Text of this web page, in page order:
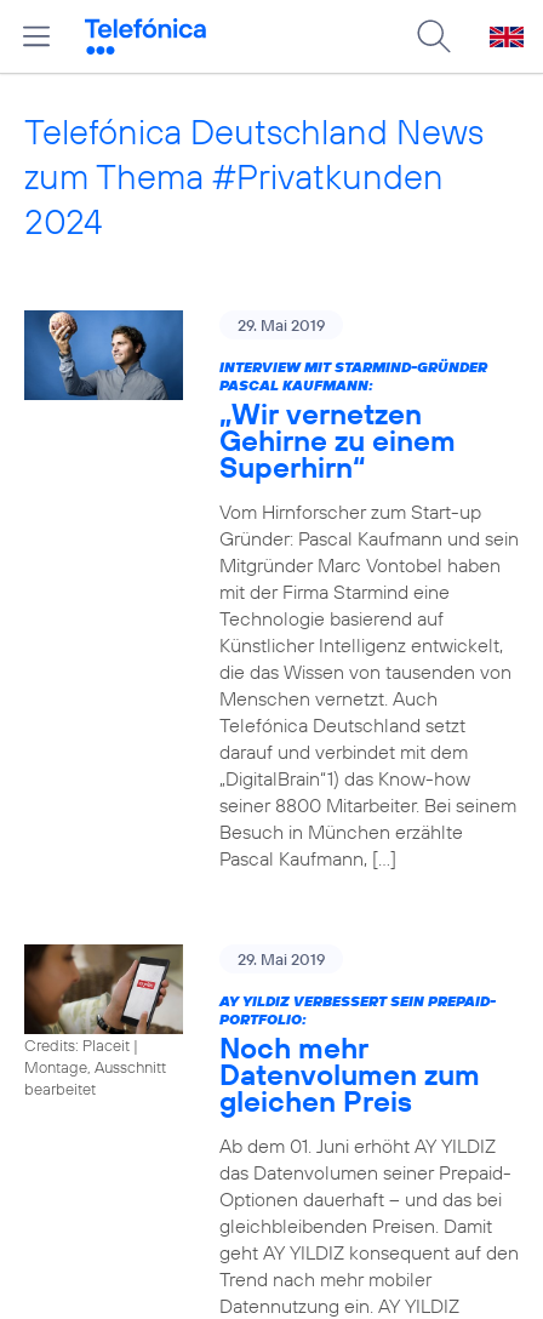
Telefónica Deutschland News
zum Thema #Privatkunden
2024
29. Mai 2019
INTERVIEW MIT STARMIND-GRÜNDER
PASCAL KAUFMANN:
„Wir vernetzen
Gehirne zu einem
Superhirn“
Vom Hirnforscher zum Start-up
Gründer: Pascal Kaufmann und sein
Mitgründer Marc Vontobel haben
mit der Firma Starmind eine
Technologie basierend auf
Künstlicher Intelligenz entwickelt,
die das Wissen von tausenden von
Menschen vernetzt. Auch
Telefónica Deutschland setzt
darauf und verbindet mit dem
„DigitalBrain“1) das Know-how
seiner 8800 Mitarbeiter. Bei seinem
Besuch in München erzählte
Pascal Kaufmann, […]
Credits: Placeit |
Montage, Ausschnitt
bearbeitet
29. Mai 2019
AY YILDIZ VERBESSERT SEIN PREPAID-
PORTFOLIO:
Noch mehr
Datenvolumen zum
gleichen Preis
Ab dem 01. Juni erhöht AY YILDIZ
das Datenvolumen seiner Prepaid-
Optionen dauerhaft – und das bei
gleichbleibenden Preisen. Damit
geht AY YILDIZ konsequent auf den
Trend nach mehr mobiler
Datennutzung ein. AY YILDIZ